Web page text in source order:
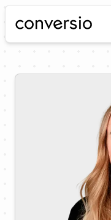
Conversio